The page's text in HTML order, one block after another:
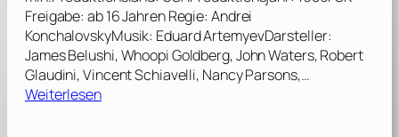
Freigabe: ab 16 Jahren Regie: Andrei
KonchalovskyMusik: Eduard ArtemyevDarsteller:
James Belushi, Whoopi Goldberg, John Waters, Robert
Glaudini, Vincent Schiavelli, Nancy Parsons,…
Weiterlesen: